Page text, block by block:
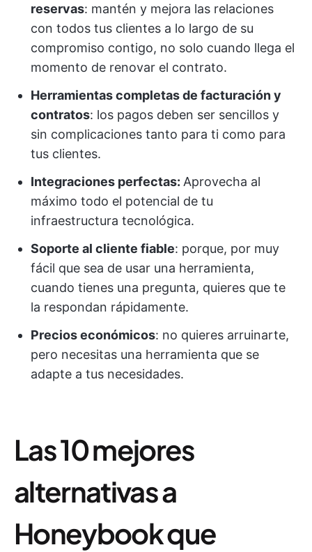
reservas: mantén y mejora las relaciones
con todos tus clientes a lo largo de su
compromiso contigo, no solo cuando llega el
momento de renovar el contrato.
Herramientas completas de facturación y
contratos: los pagos deben ser sencillos y
sin complicaciones tanto para ti como para
tus clientes.
Integraciones perfectas: Aprovecha al
máximo todo el potencial de tu
infraestructura tecnológica.
Soporte al cliente fiable: porque, por muy
fácil que sea de usar una herramienta,
cuando tienes una pregunta, quieres que te
la respondan rápidamente.
Precios económicos: no quieres arruinarte,
pero necesitas una herramienta que se
adapte a tus necesidades.
Las 10 mejores
alternativas a
Honeybook que